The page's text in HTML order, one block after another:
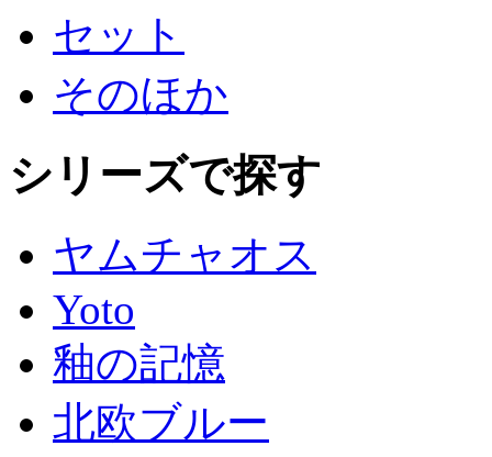
セット
そのほか
シリーズで探す
ヤムチャオス
Yoto
釉の記憶
北欧ブルー